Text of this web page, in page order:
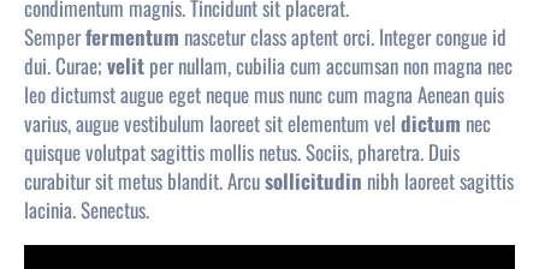
condimentum magnis. Tincidunt sit placerat.
Semperfermentum nascetur class aptent orci. Integer congue id
dui. Curae; velit per nullam, cubilia cum accumsan non magna nec
leo dictumst augue eget neque mus nunc cum magna Aenean quis
varius, augue vestibulum laoreetsitelementum vel dictum nec
quisque volutpat sagittis mollis netus. Sociis, pharetra. Duis
curabitur sit metus blandit. Arcusollicitudin nibh laoreetsagittis
lacinia. Senectus.